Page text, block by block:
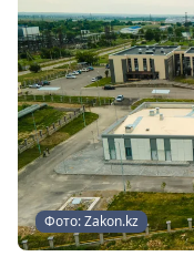
Фото: Zakon.kz